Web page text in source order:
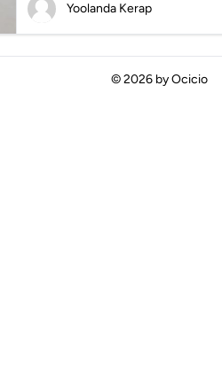
Yoolanda Kerap
© 2026 byOcicio